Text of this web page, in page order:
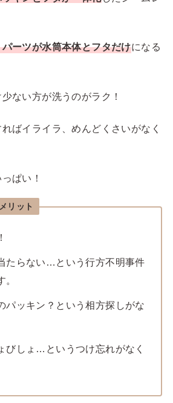
パーツが水筒本体とフタだけになる
ない方が洗うのがラク！
ばイライラ、めんどくさいがなく
ぱい！
リット
たらない…という行方不明事件
。
パッキン？という相方探しがな
びしょ…というつけ忘れがなく